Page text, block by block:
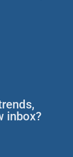
inbox?